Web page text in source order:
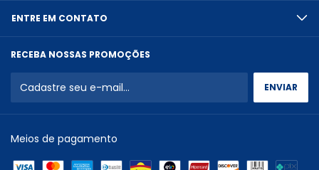
ENTRE EM CONTATO
RECEBA NOSSAS PROMOÇÕES
Meios de pagamento